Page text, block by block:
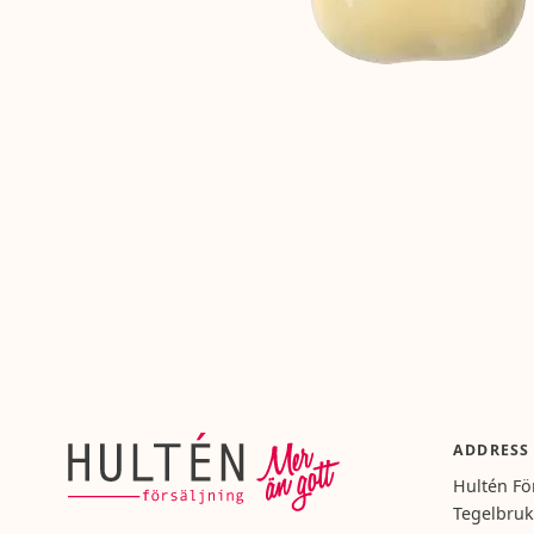
ADDRESS
Hultén